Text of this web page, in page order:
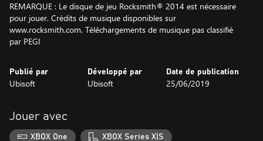
REMARQUE : Le disque de jeu Rocksmith® 2014 est nécessaire
pour jouer. Crédits de musique disponibles sur
www.rocksmith.com. Téléchargements de musique pas classifié
par PEGI
Publié par
Ubisoft
Développé par
Ubisoft
Date de publication
25/06/2019
Jouer avec
XBOX One XBOX Series X|S